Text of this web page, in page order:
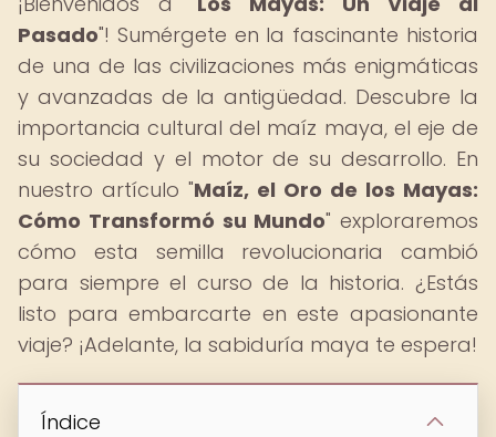
Pasado"! Sumérgete en la fascinante historia
de una de las civilizaciones más enigmáticas
y avanzadas de la antigüedad. Descubre la
importancia cultural del maíz maya, el eje de
su sociedad y el motor de su desarrollo. En
nuestro artículo "Maíz, el Oro de los Mayas:
Cómo Transformó su Mundo" exploraremos
cómo esta semilla revolucionaria cambió
para siempre el curso de la historia. ¿Estás
listo para embarcarte en este apasionante
viaje? ¡Adelante, la sabiduría maya te espera!
Índice